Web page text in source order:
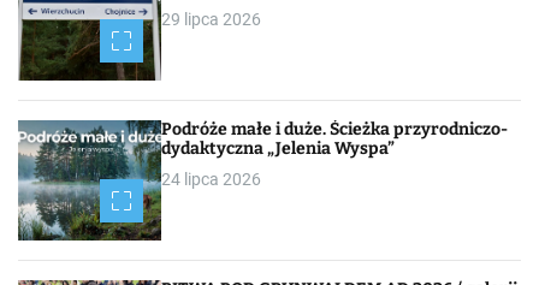
29 lipca 2026
Podróże małe i duże. Ścieżka przyrodniczo-
dydaktyczna „Jelenia Wyspa”
24 lipca 2026